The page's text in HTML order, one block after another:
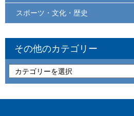
スポーツ・文化・歴史
その他のカテゴリー